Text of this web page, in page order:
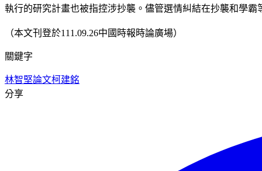
執行的研究計畫也被指控涉抄襲。儘管選情糾結在抄襲和學
（本文刊登於111.09.26中國時報時論廣場）
關鍵字
林智堅論文柯建銘
分享